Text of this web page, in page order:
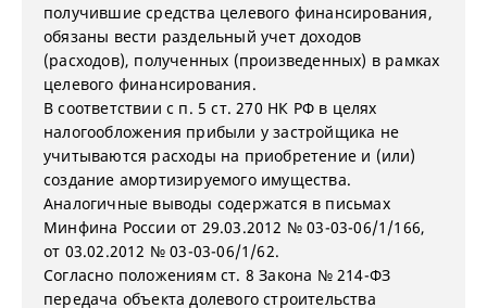
получившие средства целевого финансирования,
обязаны вести раздельный учет доходов
(расходов), полученных (произведенных) в рамках
целевого финансирования.
В соответствии с п. 5 ст. 270 НК РФ в целях
налогообложения прибыли у застройщика не
учитываются расходы на приобретение и (или)
создание амортизируемого имущества.
Аналогичные выводы содержатся в письмах
Минфина России от 29.03.2012 № 03-03-06/1/166,
от 03.02.2012 № 03-03-06/1/62.
Согласно положениям ст. 8 Закона № 214-ФЗ
передача объекта долевого строительства